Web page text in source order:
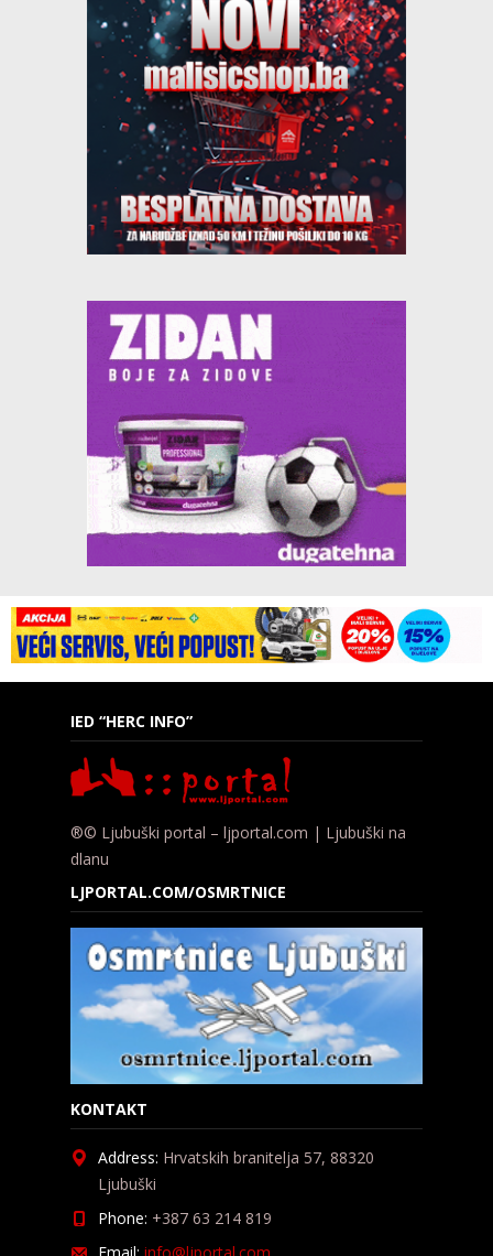
IED “HERC INFO”
®© Ljubuški portal – ljportal.com | Ljubuški na
dlanu
LJPORTAL.COM/OSMRTNICE
KONTAKT
Address: Hrvatskih branitelja 57, 88320
Ljubuški
Phone: +387 63 214 819